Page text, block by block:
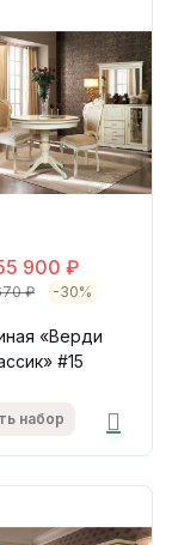
900 ₽
₽ -30%
«Верди
#15
набор